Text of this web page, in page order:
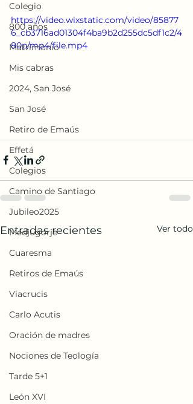
Colegio
800 años
Matrimonio
Mis cabras
2024, San José
San José
Retiro de Emaús
Effetá
Colegios
Camino de Santiago
Jubileo2025
Medjugorje
Cuaresma
Retiros de Emaús
Viacrucis
Carlo Acutis
Oración de madres
Nociones de Teología
Tarde 5+1
León XVI
https://video.wixstatic.com/video/85877
6_cb3716ad01304f4ba9b2d255dc5df1c2/4
80p/mp4/file.mp4
Entradas recientes Ver todo